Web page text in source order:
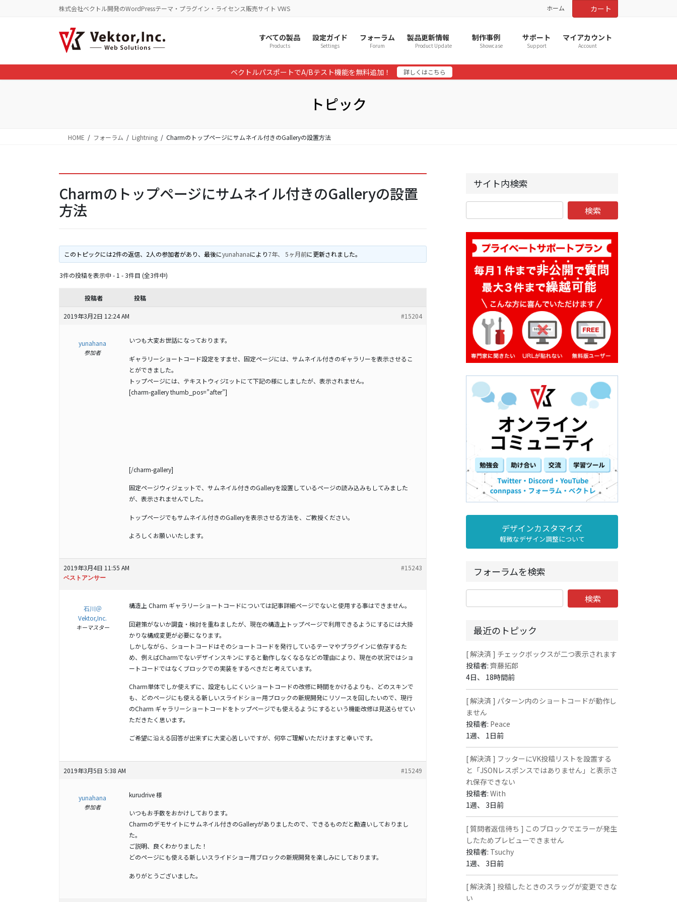
に
移
ョ
ン
株式会社ベクトル開発のWordPressテーマ・プラグイン・ライセンス販売サイト VWS ホーム カート
すべての製品
Products
設定ガイド
Settings
フォーラム
Forum
製品更新情報
Product Update
制作事例
Showcase
サポート
Support
マイアカウント
Account
ベクトルパスポートでA/Bテスト機能を無料追加！ 詳しくはこちら
トピック
HOME フォーラム Lightning Charmのトップページにサムネイル付きのGalleryの設置方法
Charmのトップページにサムネイル付きのGalleryの設置
方法
このトピックには2件の返信、2人の参加者があり、最後にyunahanaにより7年、 5ヶ月前に更新されました。
3件の投稿を表示中 - 1 - 3件目 (全3件中)
投稿者 投稿
2019年3月2日 12:24 AM #15204
yunahana
参加者
いつも大変お世話になっております。
ギャラリーショートコード設定をすませ、固定ページには、サムネイル付きのギャラリーを表示させるこ
とができました。
トップページには、テキストウィジｴットにて下記の様にしましたが、表示されません。
[charm-gallery thumb_pos=”after”]
[/charm-gallery]
固定ページウィジェットで、サムネイル付きのGalleryを設置しているページの読み込みもしてみました
が、表示されませんでした。
トップページでもサムネイル付きのGalleryを表示させる方法を、ご教授ください。
よろしくお願いいたします。
2019年3月4日 11:55 AM #15243
ベストアンサー
石川＠
Vektor,Inc.
キーマスター
構造上 Charm ギャラリーショートコードについては記事詳細ページでないと使用する事はできません。
回避策がないか調査・検討を重ねましたが、現在の構造上トップページで利用できるようにするには大掛
かりな構成変更が必要になります。
しかしながら、ショートコードはそのショートコードを発行しているテーマやプラグインに依存するた
め、例えばCharmでないデザインスキンにすると動作しなくなるなどの理由により、現在の状況ではショ
ートコードではなくブロックでの実装をするべきだと考えています。
Charm単体でしか使えずに、設定もしにくいショートコードの改修に時間をかけるよりも、どのスキンで
も、どのページにも使える新しいスライドショー用ブロックの新規開発にリソースを回したいので、現行
のCharm ギャラリーショートコードをトップページでも使えるようにするという機能改修は見送らせてい
ただきたく思います。
ご希望に沿える回答が出来ずに大変心苦しいですが、何卒ご理解いただけますと幸いです。
2019年3月5日 5:38 AM #15249
yunahana
参加者
kurudrive 様
いつもお手数をおかけしております。
Charmのデモサイトにサムネイル付きのGalleryがありましたので、できるものだと勘違いしておりまし
た。
ご説明、良くわかりました！
どのページにも使える新しいスライドショー用ブロックの新規開発を楽しみにしております。
ありがとうございました。
サイト内検索
デザインカスタマイズ
軽微なデザイン調整について
フォーラムを検索
最近のトピック
[ 解決済 ] チェックボックスが二つ表示されます
投稿者:齊藤拓郎
4日、 18時間前
[ 解決済 ] パターン内のショートコードが動作し
ません
投稿者: Peace
1週、 1日前
[ 解決済 ] フッターにVK投稿リストを設置する
と「JSONレスポンスではありません」と表示さ
れ保存できない
投稿者:With
1週、 3日前
[ 質問者返信待ち ] このブロックでエラーが発生
したためプレビューできません
投稿者: Tsuchy
1週、 3日前
[ 解決済 ] 投稿したときのスラッグが変更できな
い